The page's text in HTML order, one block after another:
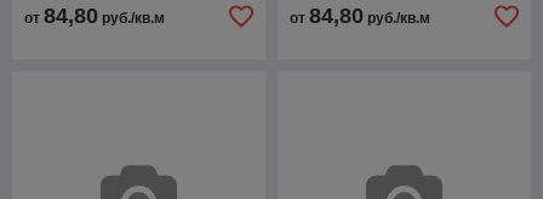
от 84,80 руб./кв.м от 84,80 руб./кв.м